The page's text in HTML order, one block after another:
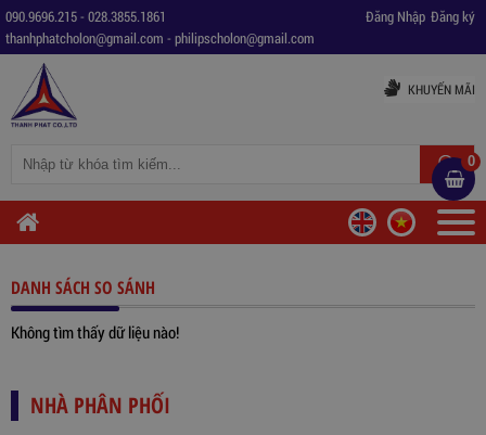
090.9696.215- 028.3855.1861
thanhphatcholon@gmail.com - philipscholon@gmail.com
Đăng ký
Đăng Nhập
KHUYẾN MÃI
0
DANH SÁCH SO SÁNH
Không tìm thấy dữ liệu nào!
NHÀ PHÂN PHỐI